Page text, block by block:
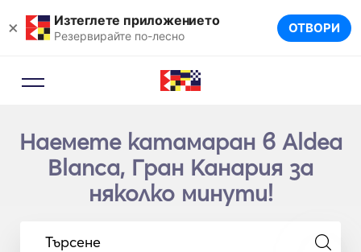
× Изтеглете приложението
Резервирайте по-лесно ОТВОРИ
Наемете катамаран в Aldea
Blanca, Гран Канария за
няколко минути!
Търсене